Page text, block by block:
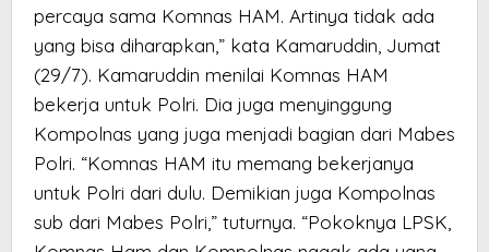
percaya sama Komnas HAM. Artinya tidak ada
yang bisa diharapkan,” kata Kamaruddin, Jumat
(29/7). Kamaruddin menilai Komnas HAM
bekerja untuk Polri. Dia juga menyinggung
Kompolnas yang juga menjadi bagian dari Mabes
Polri. “Komnas HAM itu memang bekerjanya
untuk Polri dari dulu. Demikian juga Kompolnas
sub dari Mabes Polri,” tuturnya. “Pokoknya LPSK,